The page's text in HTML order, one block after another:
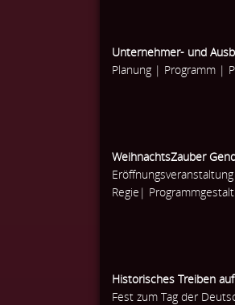
Unternehmer- und
Planung | Programm |
WeihnachtsZauber
Regie|
Historisches Treiben
Fest zum Tag der